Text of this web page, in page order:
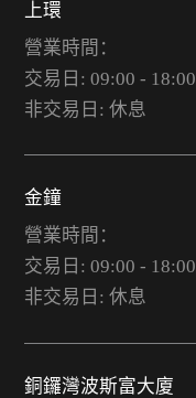
上環
營業時間：
交易日: 09:00 - 18:00
非交易日: 休息
金鐘
營業時間：
交易日: 09:00 - 18:00
非交易日: 休息
銅鑼灣波斯富大廈